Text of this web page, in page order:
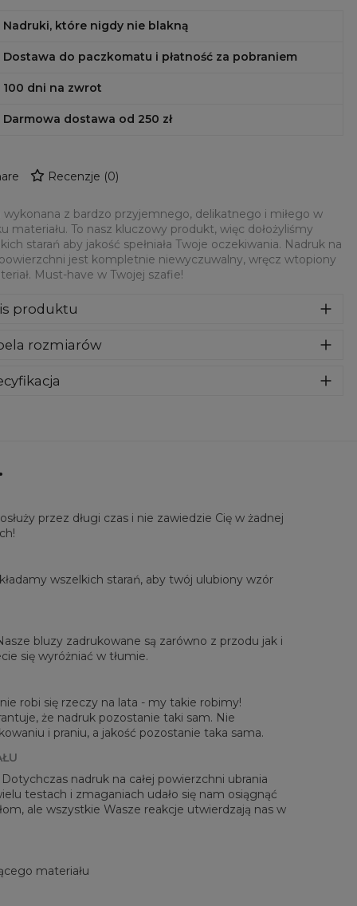
Nadruki, które nigdy nie blakną
Dostawa do paczkomatu i płatność za pobraniem
100 dni na zwrot
Darmowa dostawa od 250 zł
Recenzje (0)
wykonana z bardzo przyjemnego, delikatnego i miłego w
materiału. To nasz kluczowy produkt, więc dołożyliśmy
starań aby jakość spełniała Twoje oczekiwania. Nadruk na
powierzchni jest kompletnie niewyczuwalny, wręcz wtopiony
Must-have w Twojej szafie!
produktu
z wysokiej jakości nadrukiem z przodu i z tyłu.
Trwałe, wzmocnione szwy są kolorowe, aby zachować
rozmiarów
rękawów
63 64 65 66 66
przez długi czas i nie zawiedzie Cię w żadnej
wszelkich starań, aby twój ulubiony wzór
bluzy zadrukowane są zarówno z przodu jak i
się wyróżniać w tłumie.
robi się rzeczy na lata - my takie robimy!
że nadruk pozostanie taki sam. Nie
i praniu, a jakość pozostanie taka sama.
nadruk na całej powierzchni ubrania
testach i zmaganiach udało się nam osiągnąć
ale wszystkie Wasze reakcje utwierdzają nas w
materiału